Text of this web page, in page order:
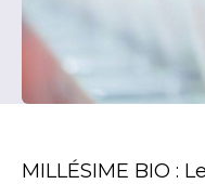
MILLÉSIME BIO :